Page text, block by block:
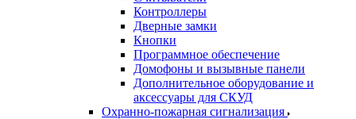
Контроллеры
Дверные замки
Кнопки
Программное обеспечение
Домофоны и вызывные панели
Дополнительное оборудование и
аксессуары для СКУД
Охранно-пожарная сигнализация